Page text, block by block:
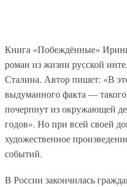
Книга «Побеждённые»
роман из жизни русской
Сталина. Автор пишет: «В
выдуманного факта —
почерпнут из окружающей
годов». Но при всей своей
художественное
событий.
В России закончилась